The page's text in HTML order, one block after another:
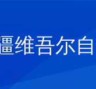
维吾尔